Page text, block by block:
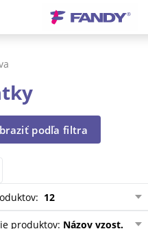
podľa filtra
: 12
produktov: Názov vzost.